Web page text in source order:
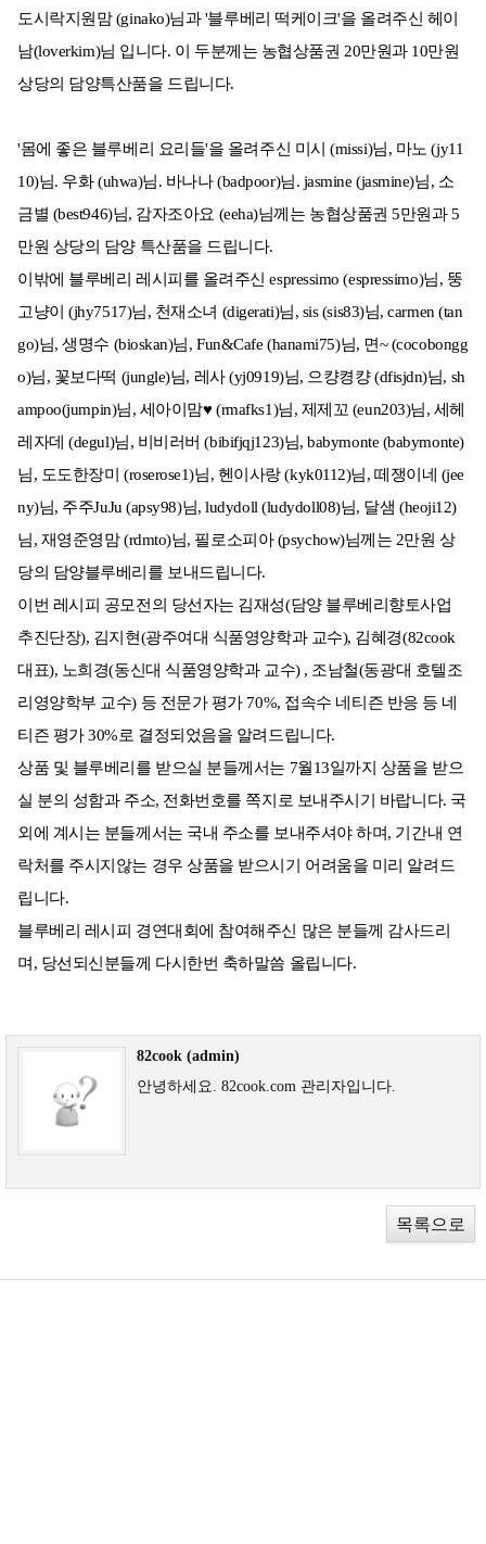
도시락지원맘 (ginako)님과 '블루베리 떡케이크'을 올려주신 헤이
남(loverkim)님 입니다. 이 두분께는 농협상품권 20만원과 10만원
상당의 담양특산품을 드립니다.
'몸에 좋은 블루베리 요리들'을 올려주신 미시 (missi)님, 마노 (jy11
10)님. 우화 (uhwa)님. 바나나 (badpoor)님. jasmine (jasmine)님, 소
금별 (best946)님, 감자조아요 (eeha)님께는 농협상품권 5만원과 5
만원 상당의 담양 특산품을 드립니다.
이밖에 블루베리 레시피를 올려주신 espressimo (espressimo)님, 뚱
고냥이 (jhy7517)님, 천재소녀 (digerati)님, sis (sis83)님, carmen (tan
go)님, 생명수 (bioskan)님, Fun&Cafe (hanami75)님, 면~ (cocobongg
o)님, 꽃보다떡 (jungle)님, 레사 (yj0919)님, 으컁켱컁 (dfisjdn)님, sh
ampoo(jumpin)님, 세아이맘♥ (rmafks1)님, 제제꼬 (eun203)님, 세헤
레자데 (degul)님, 비비러버 (bibifjqj123)님, babymonte (babymonte)
님, 도도한장미 (roserose1)님, 헨이사랑 (kyk0112)님, 떼쟁이네 (jee
ny)님, 주주JuJu (apsy98)님, ludydoll (ludydoll08)님, 달샘 (heoji12)
님, 재영준영맘 (rdmto)님, 필로소피아 (psychow)님께는 2만원 상
당의 담양블루베리를 보내드립니다.
이번 레시피 공모전의 당선자는 김재성(담양 블루베리향토사업
추진단장), 김지현(광주여대 식품영양학과 교수), 김혜경(82cook
대표), 노희경(동신대 식품영양학과 교수) , 조남철(동광대 호텔조
리영양학부 교수) 등 전문가 평가 70%, 접속수 네티즌 반응 등 네
티즌 평가 30%로 결정되었음을 알려드립니다.
상품 및 블루베리를 받으실 분들께서는 7월13일까지 상품을 받으
실 분의 성함과 주소, 전화번호를 쪽지로 보내주시기 바랍니다. 국
외에 계시는 분들께서는 국내 주소를 보내주셔야 하며, 기간내 연
락처를 주시지않는 경우 상품을 받으시기 어려움을 미리 알려드
립니다.
블루베리 레시피 경연대회에 참여해주신 많은 분들께 감사드리
며, 당선되신분들께 다시한번 축하말씀 올립니다.
82cook (admin)
안녕하세요. 82cook.com 관리자입니다.
목록으로